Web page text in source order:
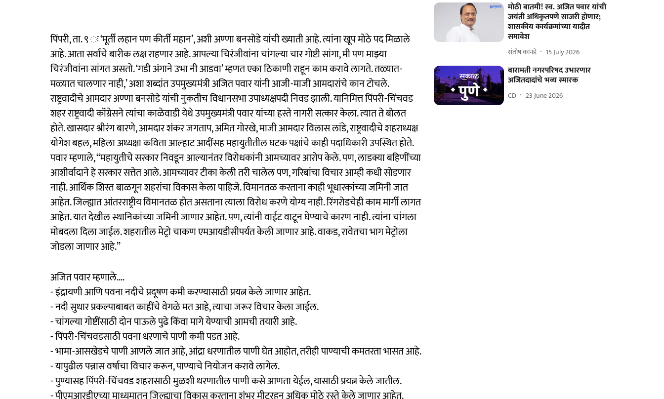
पिंपरी, ता. ९ ः ‘मूर्ती लहान पण कीर्ती महान’, अशी अण्णा बनसोडे यांची ख्याती आहे. त्यांना खूप मोठे पद मिळाले
आहे. आता सर्वांचे बारीक लक्ष राहणार आहे. आपल्या चिरंजीवांना चांगल्या चार गोष्टी सांगा, मी पण माझ्या
चिरंजीवांना सांगत असतो. ‘गडी अंगाने उभा नी आडवा’ म्हणत एका ठिकाणी राहून काम करावे लागते. तळ्यात-
मळ्यात चालणार नाही,’ अशा शब्दांत उपमुख्यमंत्री अजित पवार यांनी आजी-माजी आमदारांचे कान टोचले.
राष्ट्रवादीचे आमदार अण्णा बनसोडे यांची नुकतीच विधानसभा उपाध्यक्षपदी निवड झाली. यानिमित्त पिंपरी-चिंचवड
शहर राष्ट्रवादी कॉंग्रेसने त्यांचा काळेवाडी येथे उपमुख्यमंत्री पवार यांच्या हस्ते नागरी सत्कार केला. त्यात ते बोलत
होते. खासदार श्रीरंग बारणे, आमदार शंकर जगताप, अमित गोरखे, माजी आमदार विलास लांडे, राष्ट्रवादीचे शहराध्यक्ष
योगेश बहल, महिला अध्यक्षा कविता आल्हाट आदींसह महायुतीतील घटक पक्षांचे काही पदाधिकारी उपस्थित होते.
पवार म्हणाले, ‘‘महायुतीचे सरकार निवडून आल्यानंतर विरोधकांनी आमच्यावर आरोप केले. पण, लाडक्या बहिणींच्या
आशीर्वादाने हे सरकार सत्तेत आले. आमच्यावर टीका केली तरी चालेल पण, गरिबांचा विचार आम्ही कधी सोडणार
नाही. आर्थिक शिस्त बाळगून शहरांचा विकास केला पाहिजे. विमानतळ करताना काही भूधारकांच्या जमिनी जात
आहेत. जिल्ह्यात आंतरराष्ट्रीय विमानतळ होत असताना त्याला विरोध करणे योग्य नाही. रिंगरोडचेही काम मार्गी लागत
आहेत. यात देखील स्थानिकांच्या जमिनी जाणार आहेत. पण, त्यांनी वाईट वाटून घेण्याचे कारण नाही. त्यांना चांगला
मोबदला दिला जाईल. शहरातील मेट्रो चाकण एमआयडीसीपर्यंत केली जाणार आहे. वाकड, रावेतचा भाग मेट्रोला
जोडला जाणार आहे.’’
अजित पवार म्हणाले....
- इंद्रायणी आणि पवना नदीचे प्रदूषण कमी करण्यासाठी प्रयत्न केले जाणार आहेत.
- नदी सुधार प्रकल्पाबाबत काहींचे वेगळे मत आहे, त्याचा जरूर विचार केला जाईल.
- चांगल्या गोष्टींसाठी दोन पाऊले पुढे किंवा मागे येण्याची आमची तयारी आहे.
- पिंपरी-चिंचवडसाठी पवना धरणाचे पाणी कमी पडत आहे.
- भामा-आसखेडचे पाणी आणले जात आहे, आंद्रा धरणातील पाणी घेत आहोत, तरीही पाण्याची कमतरता भासत आहे.
- यापुढील पन्नास वर्षाचा विचार करून, पाण्याचे नियोजन करावे लागेल.
- पुण्यासह पिंपरी-चिंचवड शहरासाठी मुळशी धरणातील पाणी कसे आणता येईल, यासाठी प्रयत्न केले जातील.
मोठी बातमी! स्व. अजित पवार यांची
जयंती अधिकृतपणे साजरी होणार;
शासकीय कार्यक्रमांच्या यादीत
समावेश
संतोष कानडे 15 July 2026
बारामती नगरपरिषद उभारणार
अजितदादांचे भव्य स्मारक
CD 23 June 2026